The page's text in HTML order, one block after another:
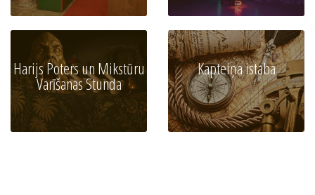
Harijs Poters un Mikstūru
Varīšanas Stunda
Kapteiņa istaba